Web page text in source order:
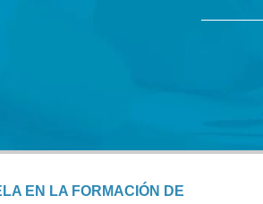
EN LA FORMACIÓN DE